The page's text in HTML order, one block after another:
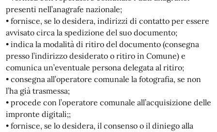
presenti nell’anagrafe nazionale;
• fornisce, se lo desidera, indirizzi di contatto per essere
avvisato circa la spedizione del suo documento;
• indica la modalità di ritiro del documento (consegna
presso l’indirizzo desiderato o ritiro in Comune) e
comunica un’eventuale persona delegata al ritiro;
• consegna all’operatore comunale la fotografia, se non
l’ha già trasmessa;
• procede con l’operatore comunale all’acquisizione delle
impronte digitali;;
• fornisce, se lo desidera, il consenso o il diniego alla